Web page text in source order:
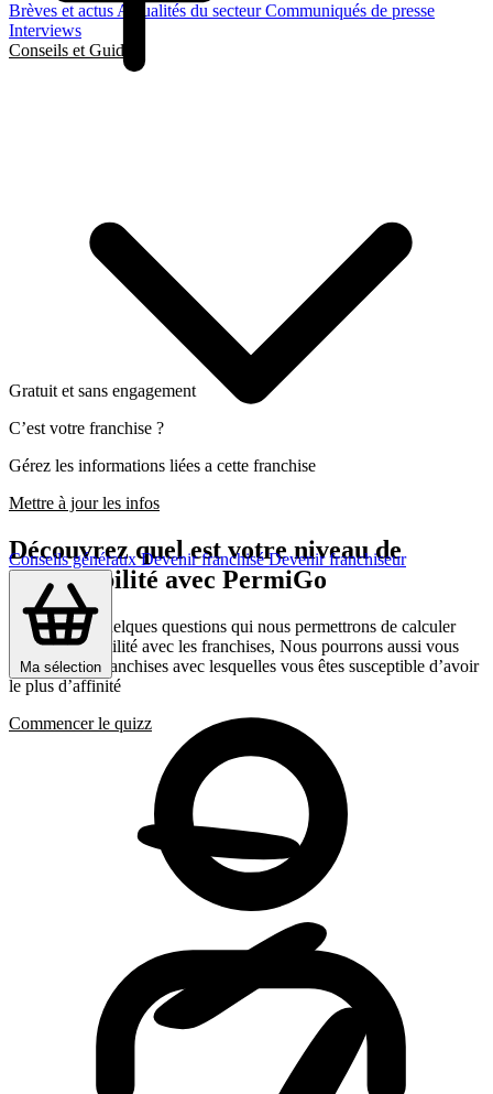
Brèves et actus Actualités du secteurCommuniqués de presse
Interviews
Conseils et Guides
Conseils générauxDevenir franchiséDevenir franchiseur
Ma sélection
Gratuit et sans engagement
C’est votre franchise ?
Gérez les informations liées a cette franchise
Mettre à jour les infos
Découvrez quel est votre niveau de
compatibilité avec PermiGo
Répondez a quelques questions qui nous permettrons de calculer
votre compatibilité avec les franchises, Nous pourrons aussi vous
présenter les franchises avec lesquelles vous êtes susceptible d’avoir
le plus d’affinité
Commencer le quizz